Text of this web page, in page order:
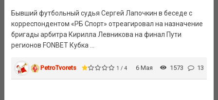
Бывший футбольный судья Сергей Лапочкин в беседе с
корреспондентом «РБ Спорт» отреагировал на назначение
бригады арбитра Кирилла Левникова на финал Пути
регионов FONBET Кубка ...
PetroTvorets 1 / 4 6 Мая 1573 13